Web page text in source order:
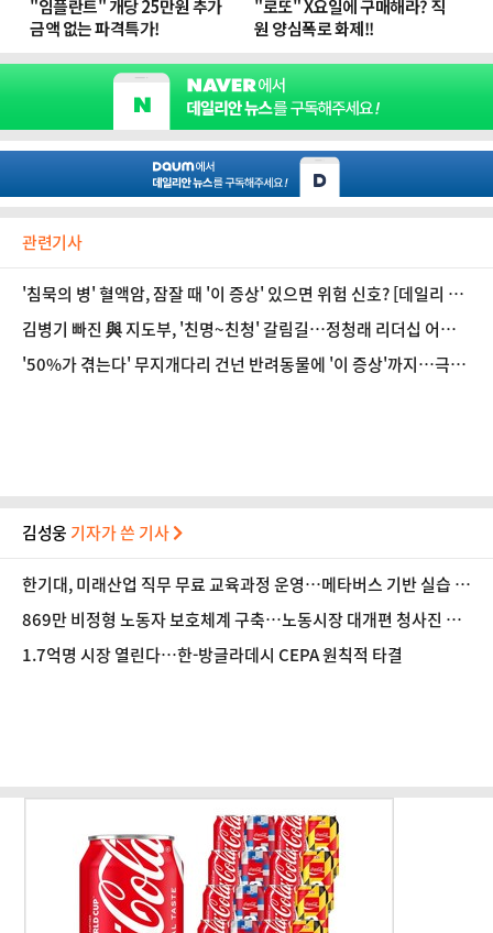
관련기사
'침묵의 병' 혈액암, 잠잘 때 '이 증상' 있으면 위험 신호? [데일리 헬
스]
김병기 빠진 與 지도부, '친명~친청' 갈림길…정청래 리더십 어디로
[정국 기상대]
'50%가 겪는다' 무지개다리 건넌 반려동물에 '이 증상'까지…극복
김성웅 기자가 쓴 기사
한기대, 미래산업 직무 무료 교육과정 운영…메타버스 기반 실습 도
입
869만 비정형 노동자 보호체계 구축…노동시장 대개편 청사진 공
개
1.7억명 시장 열린다…한-방글라데시 CEPA 원칙적 타결